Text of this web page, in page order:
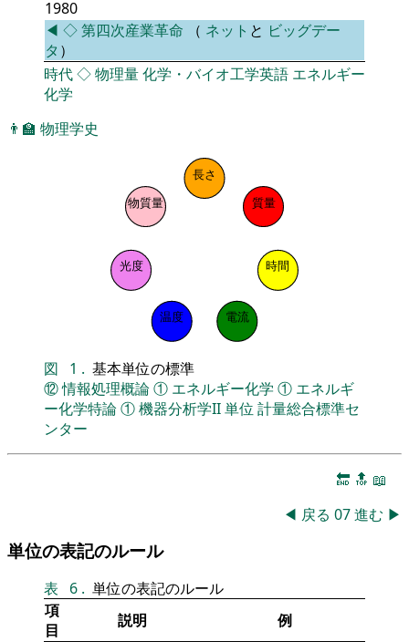
1980
◀ ◇第四次産業革命 （ ネット と ビッグデー
タ ）
時代◇物理量化学・バイオ工学英語 エネルギー
化学
👨‍🏫 物理学史
長さ
質量
時間
電流
温度
光度
物質量
図 1 . 基本単位の標準
⑫情報処理概論① エネルギー化学 ① エネルギ
ー化学特論①機器分析学II単位 計量総合標準セ
ンター
🔚 🔝 📖
◀ 戻る 07進む ▶
単位の表記のルール
表 6 . 単位の表記のルール
項
目
説明 例